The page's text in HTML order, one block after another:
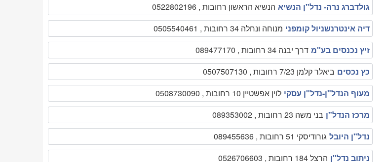
גולדברג נרה- נדל"ן הנשיא הנשיא הראשון רחובות , 0522802196
דיה אינטרנשניול קומפני מנוחה ונחלה 34 רחובות , 0505540461
זיץ נכנסים בע"מ דרך יבנה 34 רחובות , 089477170
כץ נכסים ביאלר קלמן 7/23 רחובות , 0507507130
מעוף הנדל"ן-נדל"ן עסקי לוין אפשטיין 10 רחובות , 0508730090
מרכז הנדל"ן בני משה 23 רחובות , 089353002
נדל"ן היובל גורודיסקי 51 רחובות , 089455636
ניתוב נדל"ן הרצל 184 רחובות , 0526706603